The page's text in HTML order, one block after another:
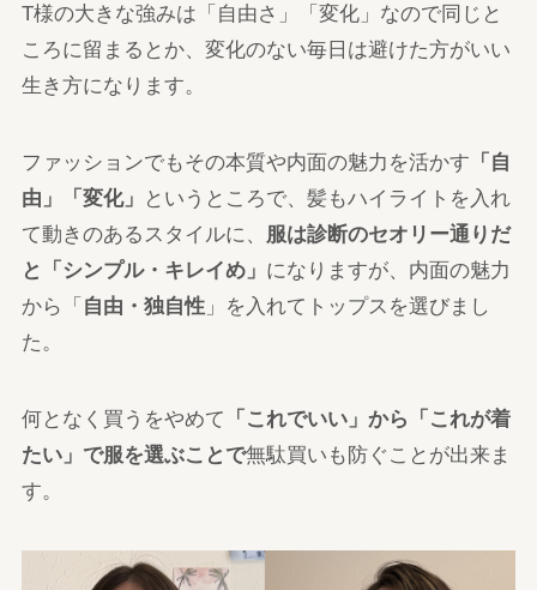
T様の大きな強みは「自由さ」「変化」なので同じと
ころに留まるとか、変化のない毎日は避けた方がいい
生き方になります。
ファッションでもその本質や内面の魅力を活かす 「自
由」「変化」
というところで、髪もハイライトを入れ
て動きのあるスタイルに、 服は診断のセオリー通りだ
と「シンプル・キレイめ」 になりますが、内面の魅力
から「 自由・独自性」を入れてトップスを選びまし
た。
何となく買うをやめて
「これでいい」から「これが着
たい」で服を選ぶことで無駄買いも防ぐことが出来ま
す。